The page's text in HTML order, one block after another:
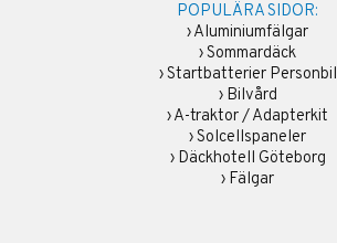
POPULÄRA SIDOR:
›Aluminiumfälgar
›Sommardäck
›Startbatterier Personbil
› Bilvård
›A-traktor / Adapterkit
›Solcellspaneler
› Däckhotell Göteborg
› Fälgar